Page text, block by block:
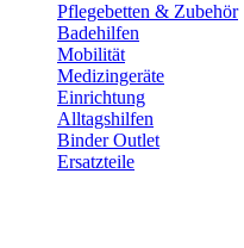
Pflege­betten & Zubehör
Badehilfen
Mobilität
Medizingeräte
Einrichtung
Alltags­hilfen
Binder Outlet
Ersatzteile